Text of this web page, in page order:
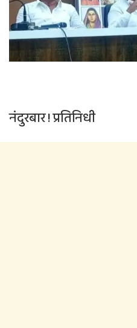
नंदुरबार ! प्रतिनिधी